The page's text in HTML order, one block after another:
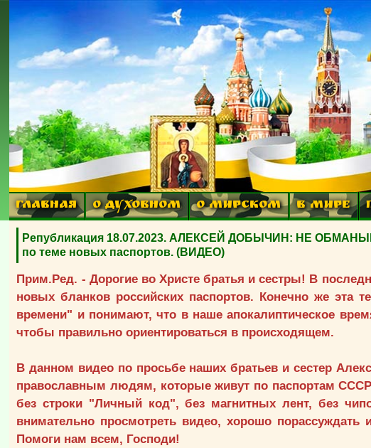
ГЛАВНАЯ О ДУХОВНОМ О МИРСКОМ В МИРЕ
Републикация 18.07.2023. АЛЕКСЕЙ ДОБЫЧИН: НЕ
по теме новых паспортов. (ВИДЕО)
Прим.Ред. - Дорогие во Христе братья и сестры! В
новых бланков российских паспортов. Конечно же эта
времени" и понимают, что в наше апокалиптическое
чтобы правильно ориентироваться в происходящем.
В данном видео по просьбе наших братьев и сестер
православным людям, которые живут по паспортам
без строки "Личный код", без магнитных лент, без
внимательно просмотреть видео, хорошо
Помоги нам всем, Господи!